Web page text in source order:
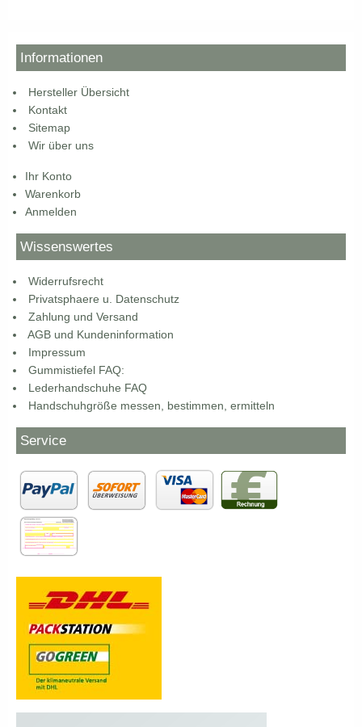
Informationen
Hersteller Übersicht
Kontakt
Sitemap
Wir über uns
Ihr Konto
Warenkorb
Anmelden
Wissenswertes
Widerrufsrecht
Privatsphaere u. Datenschutz
Zahlung und Versand
AGB und Kundeninformation
Impressum
Gummistiefel FAQ:
Lederhandschuhe FAQ
Handschuhgröße messen, bestimmen, ermitteln
Service